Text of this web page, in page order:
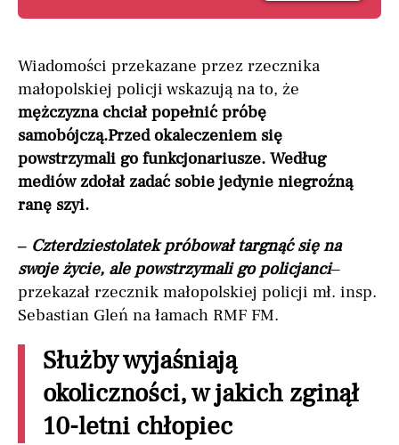
Wiadomości przekazane przez rzecznika
małopolskiej policji wskazują na to, że
mężczyzna chciał popełnić próbę
samobójczą.Przed okaleczeniem się
powstrzymali go funkcjonariusze. Według
mediów zdołał zadać sobie jedynie niegroźną
ranę szyi.
– Czterdziestolatek próbował targnąć się na
swoje życie, ale powstrzymali go policjanci–
przekazał rzecznik małopolskiej policji mł. insp.
Sebastian Gleń na łamach RMF FM.
Służby wyjaśniają
okoliczności, w jakich zginął
10-letni chłopiec